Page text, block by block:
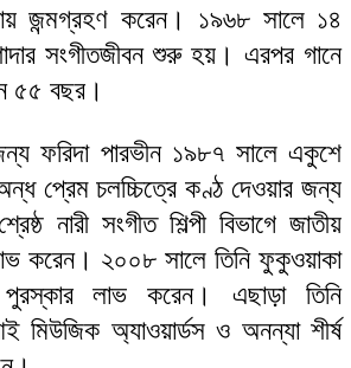
জন্মগ্রহণ করেন। ১৯৬৮ সালে ১৪
সংগীতজীবন শুরু হয়। এরপর গানে
৫৫ বছর।
ফরিদা পারভীন ১৯৮৭ সালে একুশে
প্রেম চলচ্চিত্রে কণ্ঠ দেওয়ার জন্য
নারী সংগীত শিল্পী বিভাগে জাতীয়
করেন। ২০০৮ সালে তিনি ফুকুওয়াকা
লাভ করেন। এছাড়া তিনি
মিউজিক অ্যাওয়ার্ডস ও অনন্যা শীর্ষ